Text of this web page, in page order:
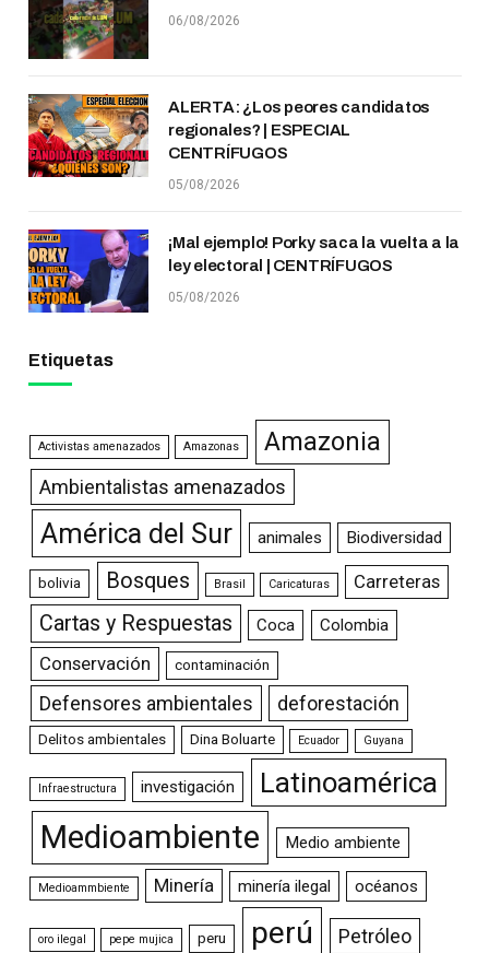
06/08/2026
ALERTA: ¿Los peores candidatos
regionales? | ESPECIAL
CENTRÍFUGOS
05/08/2026
¡Mal ejemplo! Porky saca la vuelta a la
ley electoral | CENTRÍFUGOS
05/08/2026
Etiquetas
Activistas amenazados Amazonas Amazonia
Ambientalistas amenazados
América del Sur animales Biodiversidad
bolivia Bosques Brasil Caricaturas Carreteras
Cartas y Respuestas Coca Colombia
Conservación contaminación
Defensores ambientales deforestación
Delitos ambientales Dina Boluarte Ecuador Guyana
Infraestructura investigación Latinoamérica
Medioambiente Medio ambiente
Medioammbiente Minería minería ilegal océanos
oro ilegal pepe mujica peru perú Petróleo